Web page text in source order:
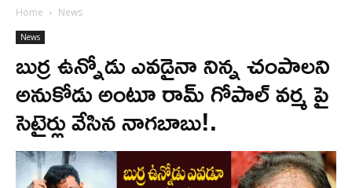
Home News
News
బుర్ర ఉన్నోడు ఎవడైనా నిన్న చంపాలని
అనుకోడు అంటూ రామ్ గోపాల్ వర్మ పై
సెటైర్లు వేసిన నాగబాబు!.